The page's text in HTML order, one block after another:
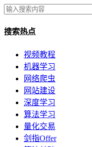
搜索热点
视频教程
机器学习
网络爬虫
网站建设
深度学习
算法学习
量化交易
剑指Offer